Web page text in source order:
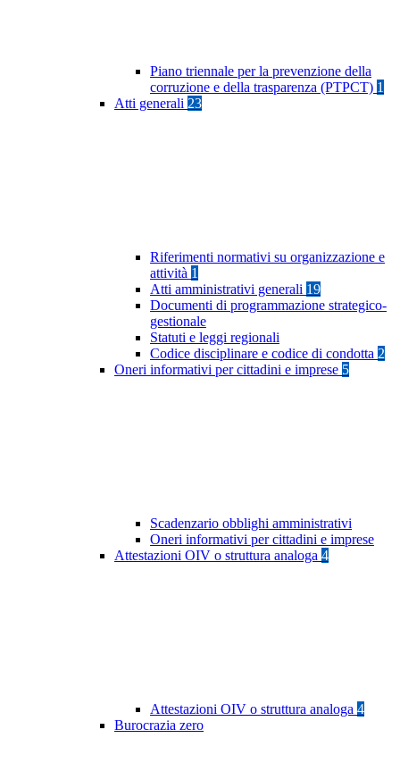
Piano triennale per la prevenzione della
corruzione e della trasparenza (PTPCT) 1
Atti generali 23
Riferimenti normativi su organizzazione e
attività 1
Atti amministrativi generali 19
Documenti di programmazione strategico-
gestionale
Statuti e leggi regionali
Codice disciplinare e codice di condotta 2
Oneri informativi per cittadini e imprese 5
Scadenzario obblighi amministrativi
Oneri informativi per cittadini e imprese
Attestazioni OIV o struttura analoga 4
Attestazioni OIV o struttura analoga 4
Burocrazia zero